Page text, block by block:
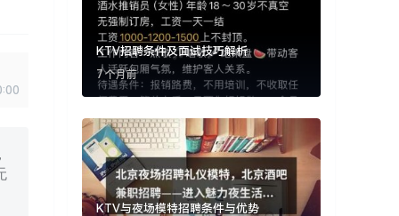
KTV招聘条件及面试技巧解析
7 个月前
KTV与夜场模特招聘条件与优势